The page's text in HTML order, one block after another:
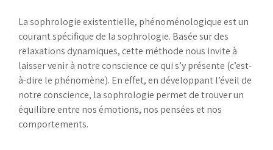
La sophrologie existentielle, phénoménologique est un
courant spécifique de la sophrologie. Basée sur des
relaxations dynamiques, cette méthode nous invite à
laisser venir à notre conscience ce qui s’y présente (c’est-
à-dire le phénomène). En effet, en développant l’éveil de
notre conscience, la sophrologie permet de trouver un
équilibre entre nos émotions, nos pensées et nos
comportements.